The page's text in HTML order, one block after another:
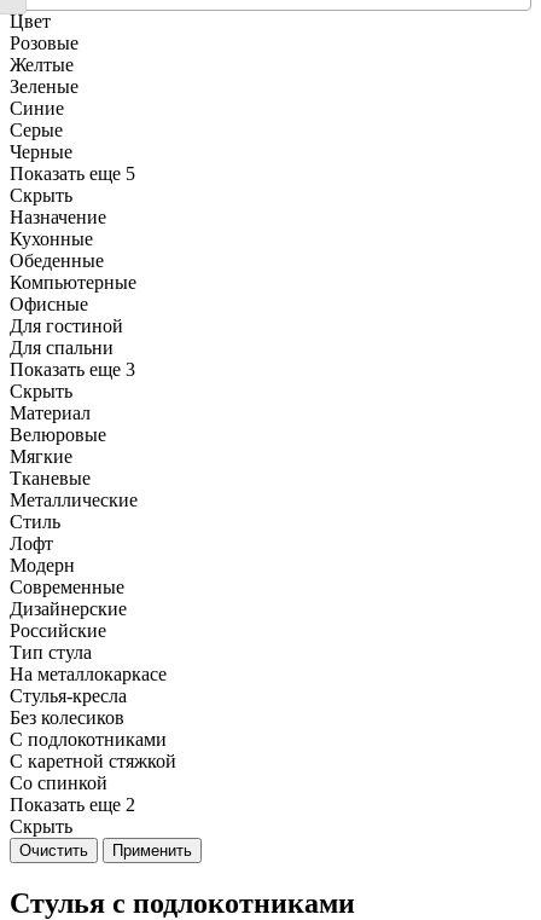
Цвет
Розовые
Желтые
Зеленые
Синие
Серые
Черные
Показать еще 5
Скрыть
Назначение
Кухонные
Обеденные
Компьютерные
Офисные
Для гостиной
Для спальни
Показать еще 3
Скрыть
Материал
Велюровые
Мягкие
Тканевые
Металлические
Стиль
Лофт
Модерн
Современные
Дизайнерские
Российские
Тип стула
На металлокаркасе
Стулья-кресла
Без колесиков
С подлокотниками
С каретной стяжкой
Со спинкой
Показать еще 2
Скрыть
Очистить Применить
Стулья с подлокотниками